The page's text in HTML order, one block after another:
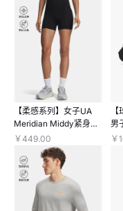
【柔感系列】女子UA
Meridian Middy紧身短
裤
￥449.00
男
￥